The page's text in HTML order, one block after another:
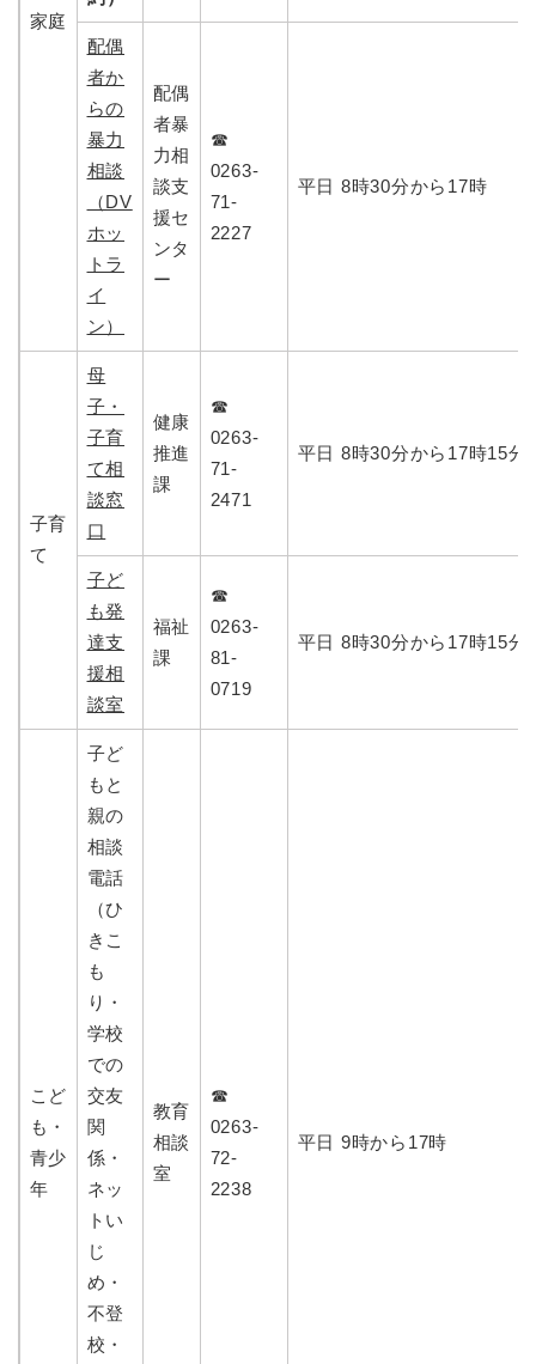
家庭
配偶
者か
らの
暴力
相談
（DV
ホッ
トラ
イ
ン）
配偶
者暴
力相
談支
援セ
ンタ
ー
☎
0263-
71-
2227
平日 8時30分から17時
子育
て
母
子・
子育
て相
談窓
口
健康
推進
課
☎
0263-
71-
2471
平日 8時30分から17時15分
子ど
も発
達支
援相
談室
福祉
課
☎
0263-
81-
0719
平日 8時30分から17時15分
こど
も・
青少
年
子ど
もと
親の
相談
電話
（ひ
きこ
も
り・
学校
での
交友
関
係・
ネッ
トい
じ
め・
不登
校・
教育
相談
室
☎
0263-
72-
2238
平日 9時から17時